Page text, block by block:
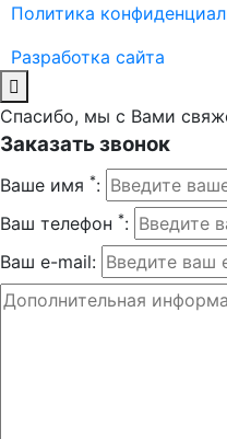
Политика
Разработка сайта
Спасибо, мы с Вами
Заказать звонок
Ваше имя *:
Ваш телефон *:
Ваш e-mail: